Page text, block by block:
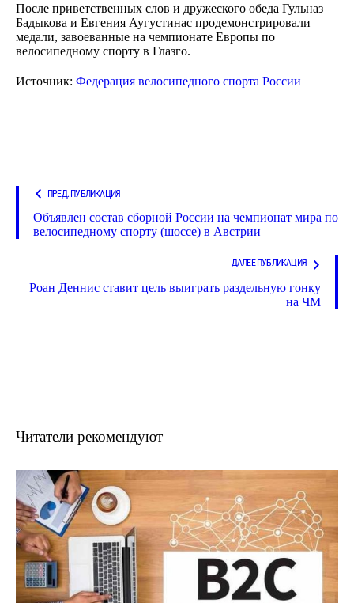
После приветственных слов и дружеского обеда Гульназ
Бадыкова и Евгения Аугустинас продемонстрировали
медали, завоеванные на чемпионате Европы по
велосипедному спорту в Глазго.
Источник: Федерация велосипедного спорта России
ПРЕД. ПУБЛИКАЦИЯ
Объявлен состав сборной России на чемпионат мира по
велосипедному спорту (шоссе) в Австрии
ДАЛЕЕ ПУБЛИКАЦИЯ
Роан Деннис ставит цель выиграть раздельную гонку
на ЧМ
Читатели рекомендуют